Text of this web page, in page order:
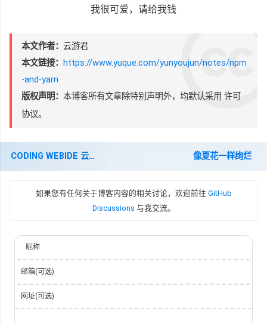
我很可爱，请给我钱
本文作者： 云游君
本文链接： https://www.yuque.com/yunyoujun/notes/npm
-and-yarn
版权声明： 本博客所有文章除特别声明外，均默认采用 许可
协议。
CODING WEBIDE 云端开发实验室 像夏花一样绚烂
如果您有任何关于博客内容的相关讨论，欢迎前往 GitHub
Discussions 与我交流。
昵称
邮箱(可选)
网址(可选)